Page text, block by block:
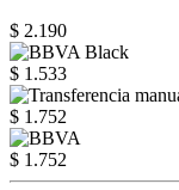
$ 2.190
$ 1.533
$ 1.752
$ 1.752